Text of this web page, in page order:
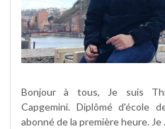
Bonjour à tous, Je suis
Capgemini. Diplômé d'​école
abonné de la première heure. Je